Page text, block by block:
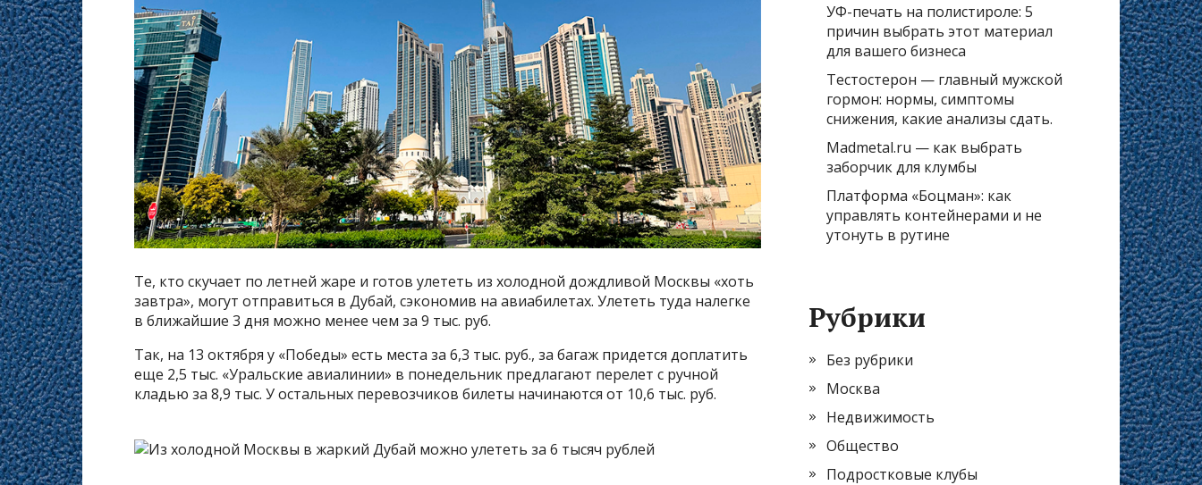
Те, кто скучает по летней жаре и готов улететь из холодной дождливой Москвы «хоть
завтра», могут отправиться в Дубай, сэкономив на авиабилетах. Улететь туда налегке
в ближайшие 3 дня можно менее чем за 9 тыс. руб.
Так, на 13 октября у «Победы» есть места за 6,3 тыс. руб., за багаж придется доплатить
еще 2,5 тыс. «Уральские авиалинии» в понедельник предлагают перелет с ручной
кладью за 8,9 тыс. У остальных перевозчиков билеты начинаются от 10,6 тыс. руб.
УФ-печать на полистироле: 5
причин выбрать этот материал
для вашего бизнеса
Тестостерон — главный мужской
гормон: нормы, симптомы
снижения, какие анализы сдать.
Madmetal.ru — как выбрать
заборчик для клумбы
Платформа «Боцман»: как
управлять контейнерами и не
утонуть в рутине
Рубрики
Без рубрики
Москва
Недвижимость
Общество
Подростковые клубы